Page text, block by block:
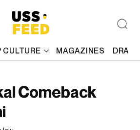
CULTURE MAGAZINES
Comeback